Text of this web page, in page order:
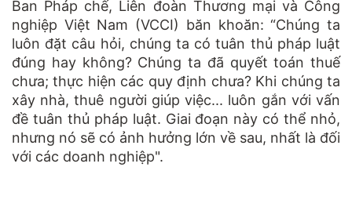
Ban Pháp chế, Liên đoàn Thương mại và Công
nghiệp Việt Nam (VCCI) băn khoăn: “Chúng ta
luôn đặt câu hỏi, chúng ta có tuân thủ pháp luật
đúng hay không? Chúng ta đã quyết toán thuế
chưa; thực hiện các quy định chưa? Khi chúng ta
xây nhà, thuê người giúp việc... luôn gắn với vấn
đề tuân thủ pháp luật. Giai đoạn này có thể nhỏ,
nhưng nó sẽ có ảnh hưởng lớn về sau, nhất là đối
với các doanh nghiệp".